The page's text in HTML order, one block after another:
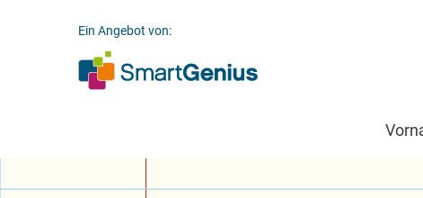
Ein Angebot von: